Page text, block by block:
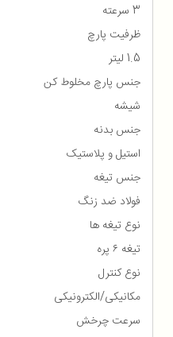
3 سرعته
ظرفیت پارچ
1.5 لیتر
جنس پارچ مخلوط کن
شیشه
جنس بدنه
استیل و پلاستیک
جنس تیغه
فولاد ضد زنگ
نوع تیغه ها
تیغه ۶ پره
نوع کنترل
مکانیکی/الکترونیکی
سرعت چرخش